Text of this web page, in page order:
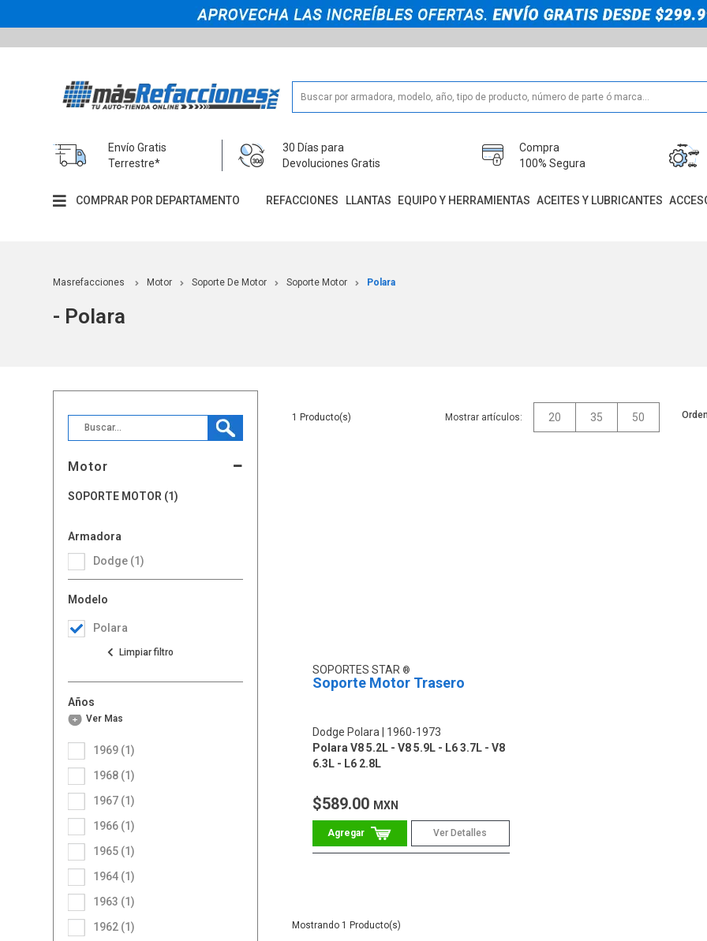
Envío Gratis
Terrestre*
30 Días para
Devoluciones Gratis
Compra
100% Segura
COMPRAR POR DEPARTAMENTO REFACCIONES LLANTAS EQUIPO Y HERRAMIENTAS ACEITES Y LUBRICANTES
Masrefacciones Motor Soporte De Motor Soporte Motor Polara
- Polara
Motor
SOPORTE MOTOR (1)
Armadora
Dodge (1)
Modelo
Polara
Años
1962 (1)
1963 (1)
1964 (1)
1965 (1)
1966 (1)
1967 (1)
1968 (1)
1969 (1)
Ver Más
1 Mostrar artículos: 20 35 50
SOPORTES STAR
Soporte Motor Trasero
Dodge Polara
1960-1973
Polara V8 5.2L - V8 5.9L - L6 3.7L - V8
6.3L - L6 2.8L
$589.00 MXN
Ver Detalles
1